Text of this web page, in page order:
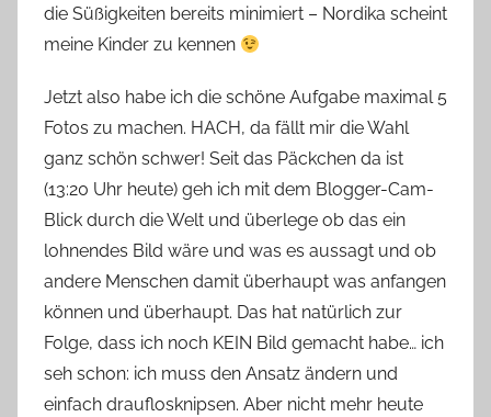
die Süßigkeiten bereits minimiert – Nordika scheint
meine Kinder zu kennen
Jetzt also habe ich die schöne Aufgabe maximal 5
Fotos zu machen. HACH, da fällt mir die Wahl
ganz schön schwer! Seit das Päckchen da ist
(13:20 Uhr heute) geh ich mit dem Blogger-Cam-
Blick durch die Welt und überlege ob das ein
lohnendes Bild wäre und was es aussagt und ob
andere Menschen damit überhaupt was anfangen
können und überhaupt. Das hat natürlich zur
Folge, dass ich noch KEIN Bild gemacht habe… ich
seh schon: ich muss den Ansatz ändern und
einfach drauflosknipsen. Aber nicht mehr heute